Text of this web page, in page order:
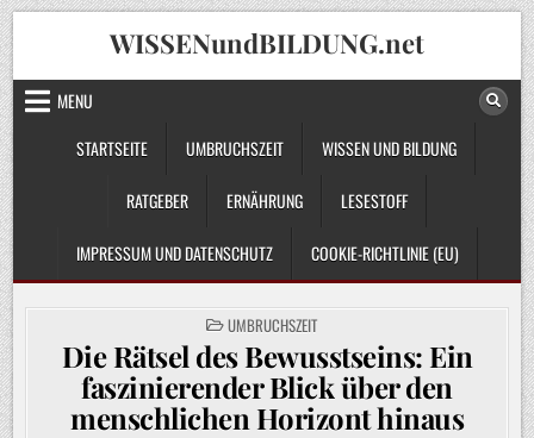
Skip
to
content
WISSENundBILDUNG.net
MENU
STARTSEITE
UMBRUCHSZEIT WISSEN UND BILDUNG
RATGEBER ERNÄHRUNG LESESTOFF
IMPRESSUM UND DATENSCHUTZ COOKIE-RICHTLINIE (EU)
POSTED
IN
UMBRUCHSZEIT
Die Rätsel des Bewusstseins: Ein
faszinierender Blick über den
menschlichen Horizont hinaus